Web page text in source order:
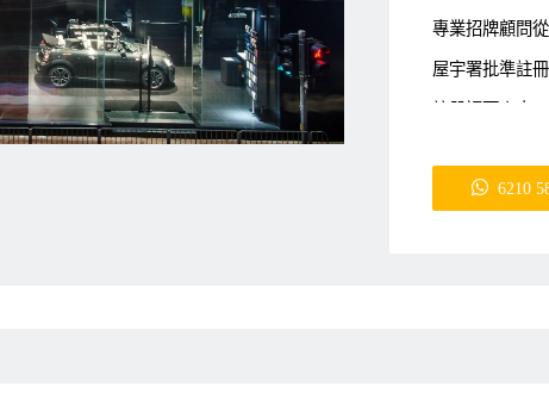
專業招牌顧問
屋宇署批準註
建築測量師
6210